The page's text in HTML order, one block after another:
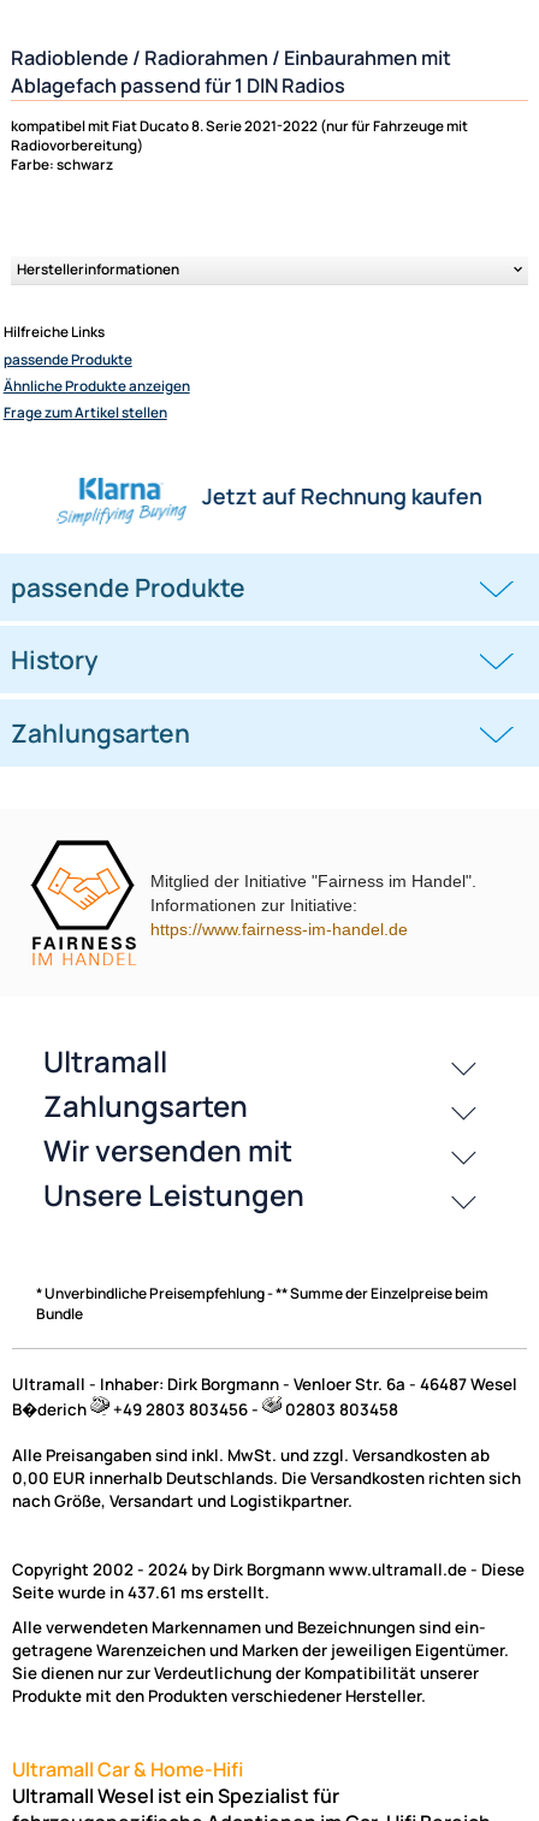
Radioblende / Radiorahmen / Einbaurahmen mit
kompatibel mit Fiat Ducato 8. Serie 2021-2022 (nur für Fahrzeuge mit
Radiovorbereitung)
Farbe: schwarz
Herstellerinformationen
Hilfreiche Links
passende Produkte
Ähnliche Produkte anzeigen
Frage zum Artikel stellen
Jetzt auf Rechnung kaufen
passende Produkte
History
Mitglied der Initiative "Fairness im Handel".
Informationen zur Initiative:
https://www.fairness-im-handel.de
Ultramall
Zahlungsarten
Wir versenden mit
Unsere Leistungen
* Unverbindliche Preisempfehlung - ** Summe der Einzelpreise beim
Bundle
Ultramall - Inhaber: Dirk Borgmann - Venloer Str. 6a - 46487 Wesel
B�derich
+49 2803 803456 - 02803 803458
Alle Preisangaben sind inkl. MwSt. und zzgl. Versandkosten ab
0,00 EUR innerhalb Deutschlands. Die Versandkosten richten sich
nach Größe, Versandart und Logistikpartner.
Copyright 2002 - 2024 by Dirk Borgmann www.ultramall.de - Diese
Seite wurde in 437.61 ms erstellt.
Alle verwendeten Markennamen und Bezeichnungen sind ein-
getragene Warenzeichen und Marken der jeweiligen Eigentümer.
Sie dienen nur zur Verdeutlichung der Kompatibilität unserer
Produkte mit den Produkten verschiedener Hersteller.
Ultramall Car & Home-Hifi
Ultramall Wesel ist ein Spezialist für